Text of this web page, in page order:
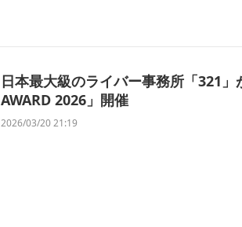
日本最大級のライバー事務所「321
AWARD 2026」開催
2026/03/20 21:19